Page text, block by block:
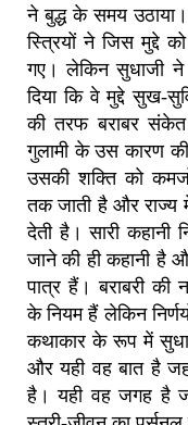
ने बुद्ध के समय उठाया।
स्त्रियों ने जिस मुद्दे
गए। लेकिन सुधाजी ने
दिया कि वे मुद्दे सुख-
की तरफ बराबर
गुलामी के उस कारण
उसकी शक्ति को
तक जाती है और राज्य
देती है। सारी कहानी
जाने की ही कहानी है
पात्र हैं। बराबरी की
के नियम हैं लेकिन
कथाकार के रूप में
और यही वह बात है
है। यही वह जगह है